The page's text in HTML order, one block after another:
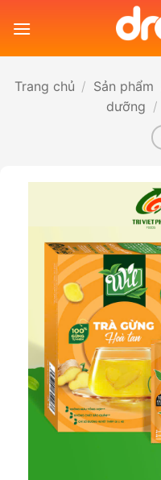
qua
Trang chủ / Sản phẩm
dưỡng /